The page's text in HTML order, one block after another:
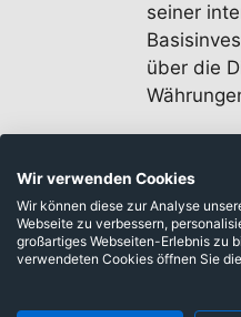
seiner
über die
Wir verwenden Cookies
Wir können diese zur Analyse
Webseite zu verbessern,
großartiges Webseiten-Erlebnis zu
verwendeten Cookies öffnen Sie